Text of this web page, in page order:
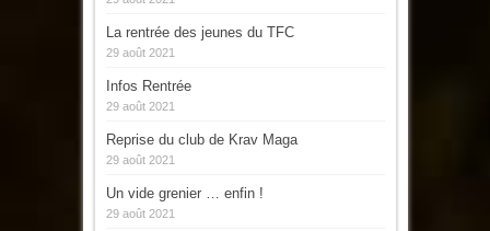
La rentrée des jeunes du TFC
29 août 2021
Infos Rentrée
29 août 2021
Reprise du club de Krav Maga
29 août 2021
Un vide grenier … enfin !
29 août 2021